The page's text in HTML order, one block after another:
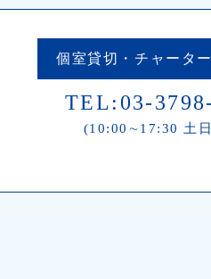
個室貸切・チャータ
TEL:03-
(10:00∼17:30 土